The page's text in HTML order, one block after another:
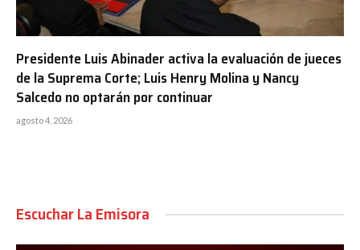
Presidente Luis Abinader activa la evaluación de jueces
de la Suprema Corte; Luis Henry Molina y Nancy
Salcedo no optarán por continuar
agosto 4, 2026
Escuchar La Emisora